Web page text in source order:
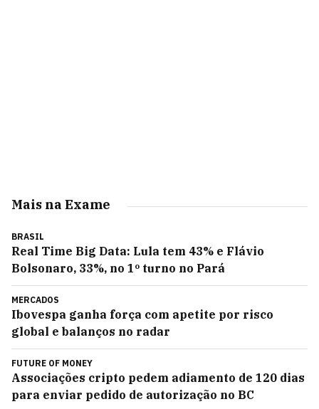
Mais na Exame
BRASIL
Real Time Big Data: Lula tem 43% e Flávio
Bolsonaro, 33%, no 1º turno no Pará
MERCADOS
Ibovespa ganha força com apetite por risco
global e balanços no radar
FUTURE OF MONEY
Associações cripto pedem adiamento de 120 dias
para enviar pedido de autorização no BC